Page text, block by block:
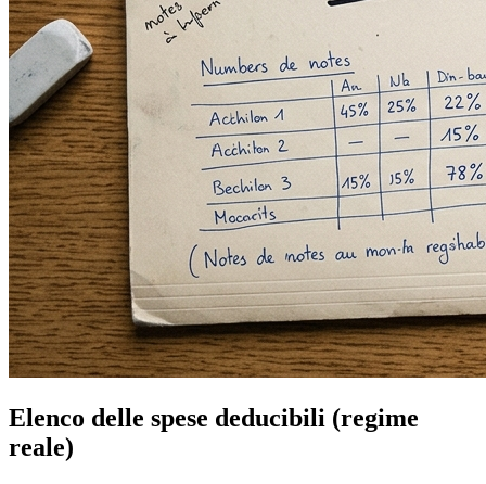
Elenco delle spese deducibili (regime
reale)